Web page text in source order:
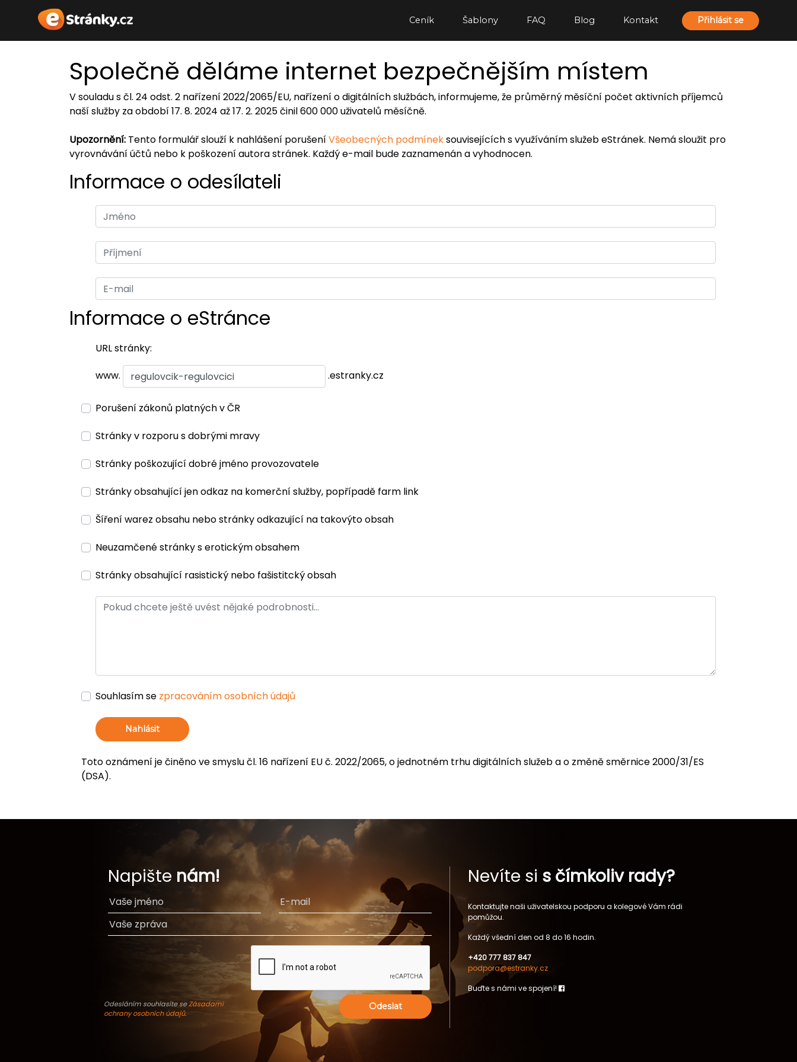
Ceník Šablony FAQ Blog Kontakt Přihlásit se
Společně děláme internet bezpečnějším místem
V souladu s čl. 24 odst. 2 nařízení 2022/2065/EU, nařízení o digitálních službách, informujeme, že průměrný měsíční počet aktivních příjemců
naší služby za období 17. 8. 2024 až 17. 2. 2025 činil 600 000 uživatelů měsíčně.
Upozornění: Tento formulář slouží k nahlášení porušeníVšeobecných podmíneksouvisejících s využíváním služeb eStránek. Nemá sloužit pro
vyrovnávání účtů nebo k poškození autora stránek. Každý e-mail bude zaznamenán a vyhodnocen.
Informace o odesílateli
Informace o eStránce
URL stránky:
www. .estranky.cz
Porušení zákonů platných v ČR
Stránky v rozporu s dobrými mravy
Stránky poškozující dobré jméno provozovatele
Stránky obsahující jen odkaz na komerční služby, popřípadě farm link
Šíření warez obsahu nebo stránky odkazující na takovýto obsah
Neuzamčené stránky s erotickým obsahem
Stránky obsahující rasistický nebo fašistitcký obsah
Souhlasím se zpracováním osobních údajů
Nahlásit
Toto oznámení je činěno ve smyslu čl. 16 nařízení EU č. 2022/2065, o jednotném trhu digitálních služeb a o změně směrnice 2000/31/ES
(DSA).
Napište nám!
Odesláním souhlasíte seZásadami
ochrany osobních údajů.
Odeslat
Nevíte si s čímkoliv rady?
Kontaktujte naši uživatelskou podporu a kolegové Vám rádi
pomůžou.
Každý všední den od 8 do 16 hodin.
+420 777 837 847
podpora@estranky.cz
Buďte s námi ve spojení!